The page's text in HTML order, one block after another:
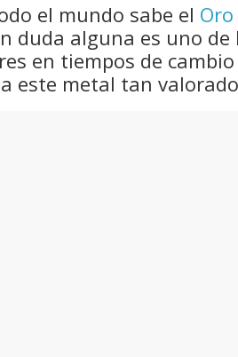
el mundo sabe el Oro
duda alguna es uno
en tiempos de
este metal tan